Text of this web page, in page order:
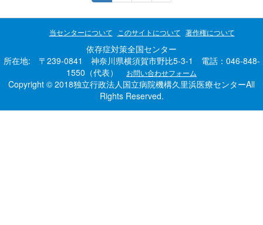
当センターについて このサイトについて 著作権について
依存症対策全国センター
所在地: 〒239-0841 神奈川県横須賀市野比5-3-1 電話：046-848-
1550（代表）
お問い合わせフォーム
Copyright © 2018独立行政法人国立病院機構久里浜医療センターAll
Rights Reserved.